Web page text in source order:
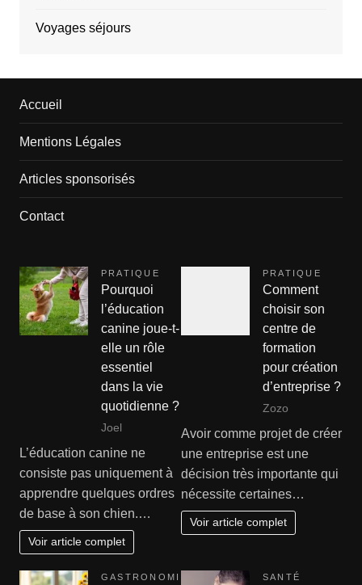
Voyages séjours
Accueil
Mentions Légales
Articles sponsorisés
Contact
PRATIQUE
Pourquoi
l’éducation
canine joue-t-
elle un rôle
essentiel
dans la vie
quotidienne ?
Joel
L’éducation canine ne
consiste pas uniquement à
apprendre quelques ordres
de base à son chien.…
Voir article complet
PRATIQUE
Comment
choisir son
centre de
formation
pour création
d’entreprise ?
Zozo
Avoir comme projet de créer
une entreprise est une
décision très importante qui
nécessite certaines…
Voir article complet
GASTRONOMI
SANTÉ